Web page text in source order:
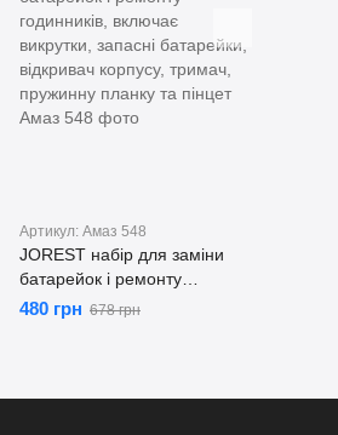
Артикул: Амаз 548
JOREST набір для заміни
батарейок і ремонту
годинників, включає
480 грн 678 грн